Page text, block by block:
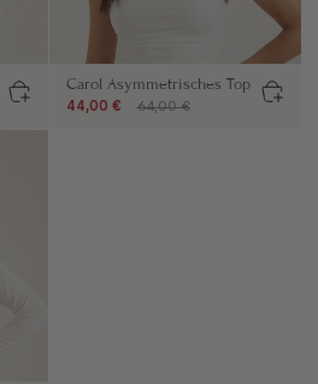
Carol Asymmetrisches Top
44,00 € 64,00 €